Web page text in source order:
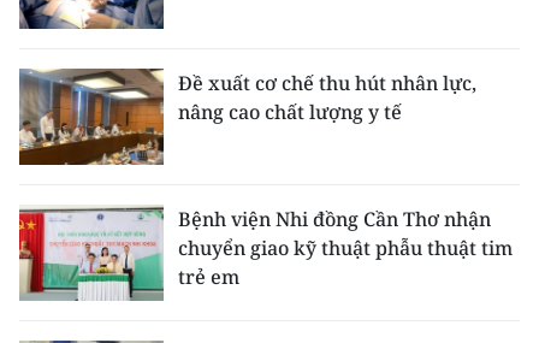
Đề xuất cơ chế thu hút nhân lực,
nâng cao chất lượng y tế
Bệnh viện Nhi đồng Cần Thơ nhận
chuyển giao kỹ thuật phẫu thuật tim
trẻ em